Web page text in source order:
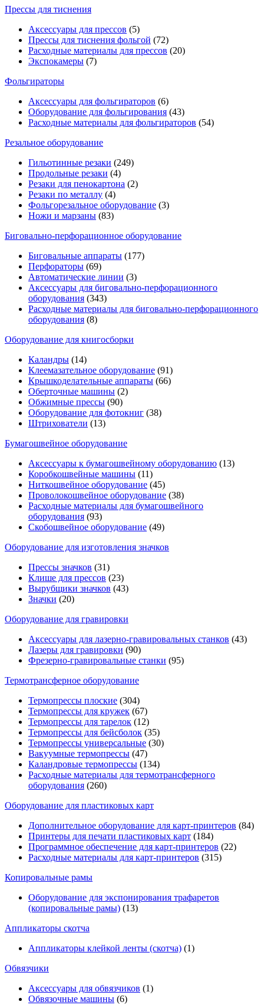
Прессы для тиснения
Аксессуары для прессов (5)
Прессы для тиснения фольгой (72)
Расходные материалы для прессов (20)
Экспокамеры (7)
Фольгираторы
Аксессуары для фольгираторов (6)
Оборудование для фольгирования (43)
Расходные материалы для фольгираторов (54)
Резальное оборудование
Гильотинные резаки (249)
Продольные резаки (4)
Резаки для пенокартона (2)
Резаки по металлу (4)
Фольгорезальное оборудование (3)
Ножи и марзаны (83)
Биговально-перфорационное оборудование
Биговальные аппараты (177)
Перфораторы (69)
Автоматические линии (3)
Аксессуары для биговально-перфорационного
оборудования (343)
Расходные материалы для биговально-перфорационного
оборудования (8)
Оборудование для книгосборки
Каландры (14)
Клеемазательное оборудование (91)
Крышкоделательные аппараты (66)
Оберточные машины (2)
Обжимные прессы (90)
Оборудование для фотокниг (38)
Штрихователи (13)
Бумагошвейное оборудование
Аксессуары к бумагошвейному оборудованию (13)
Коробкошвейные машины (11)
Ниткошвейное оборудование (45)
Проволокошвейное оборудование (38)
Расходные материалы для бумагошвейного
оборудования (93)
Скобошвейное оборудование (49)
Оборудование для изготовления значков
Прессы значков (31)
Клише для прессов (23)
Вырубщики значков (43)
Значки (20)
Оборудование для гравировки
Аксессуары для лазерно-гравировальных станков (43)
Лазеры для гравировки (90)
Фрезерно-гравировальные станки (95)
Термотрансферное оборудование
Термопрессы плоские (304)
Термопрессы для кружек (67)
Термопрессы для тарелок (12)
Термопрессы для бейсболок (35)
Термопрессы универсальные (30)
Вакуумные термопрессы (47)
Каландровые термопрессы (134)
Расходные материалы для термотрансферного
оборудования (260)
Оборудование для пластиковых карт
Дополнительное оборудование для карт-принтеров (84)
Принтеры для печати пластиковых карт (184)
Программное обеспечение для карт-принтеров (22)
Расходные материалы для карт-принтеров (315)
Копировальные рамы
Оборудование для экспонирования трафаретов
(копировальные рамы) (13)
Аппликаторы скотча
Аппликаторы клейкой ленты (скотча) (1)
Обвязчики
Аксессуары для обвязчиков (1)
Обвязочные машины (6)